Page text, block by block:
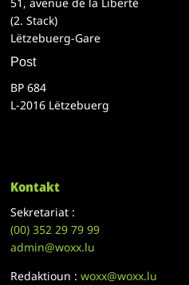
51, avenue de la Liberté
(2. Stack)
Lëtzebuerg-Gare
Post
BP 684
L-2016 Lëtzebuerg
Kontakt
Sekretariat :
(00)352 29 79 99
admin@woxx.lu
Redaktioun :woxx@woxx.lu